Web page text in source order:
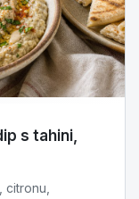
s tahini,